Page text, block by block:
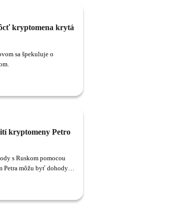
kryptomena krytá
sa špekuluje o
kryptomeny Petro
s Ruskom pomocou
Petra môžu byť dohody o
aj použitím